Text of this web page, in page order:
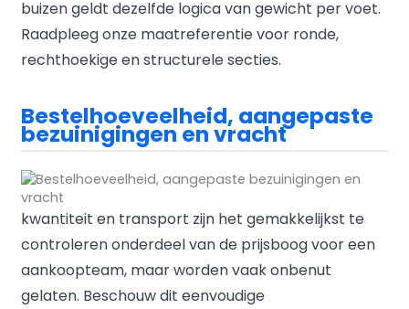
buizen geldt dezelfde logica van gewicht per voet.
Raadpleeg onze maatreferentie voor ronde,
rechthoekige en structurele secties.
Bestelhoeveelheid, aangepaste
bezuinigingen en vracht
kwantiteit en transport zijn het gemakkelijkst te
controleren onderdeel van de prijsboog voor een
aankoopteam, maar worden vaak onbenut
gelaten. Beschouw dit eenvoudige